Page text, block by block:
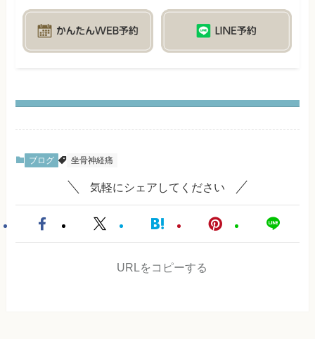
ブログ 坐骨神経痛
気軽にシェアしてください
URLをコピーする